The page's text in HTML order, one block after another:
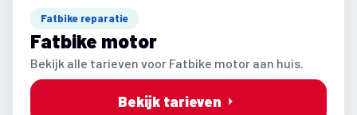
Fatbike reparatie
Fatbike motor
Bekijk alle tarieven voor Fatbike motor aan huis.
Bekijk tarieven